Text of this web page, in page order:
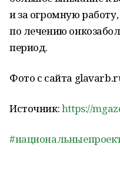
и за огромную
по лечению
период.
Фото с сайта
Источник:https://